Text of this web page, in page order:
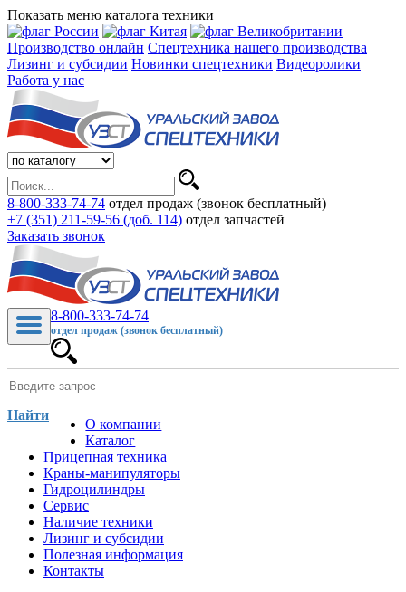
Показать меню каталога техники
Производство онлайн Спецтехника нашего производства
Лизинг и субсидии Новинки спецтехники Видеоролики
Работа у нас
8-800-333-74-74 отдел продаж (звонок бесплатный)
+7 (351) 211-59-56 (доб. 114) отдел запчастей
Заказать звонок
8-800-333-74-74
отдел продаж (звонок бесплатный)
Найти
О компании
Каталог
Прицепная техника
Краны-манипуляторы
Гидроцилиндры
Сервис
Наличие техники
Лизинг и субсидии
Полезная информация
Контакты